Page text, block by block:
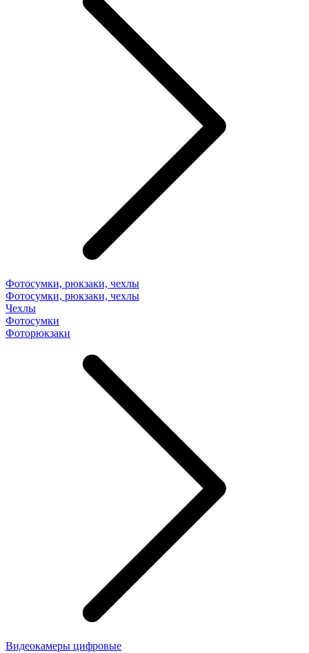
Фотосумки, рюкзаки, чехлы
Фотосумки, рюкзаки, чехлы
Чехлы
Фотосумки
Фоторюкзаки
Видеокамеры цифровые